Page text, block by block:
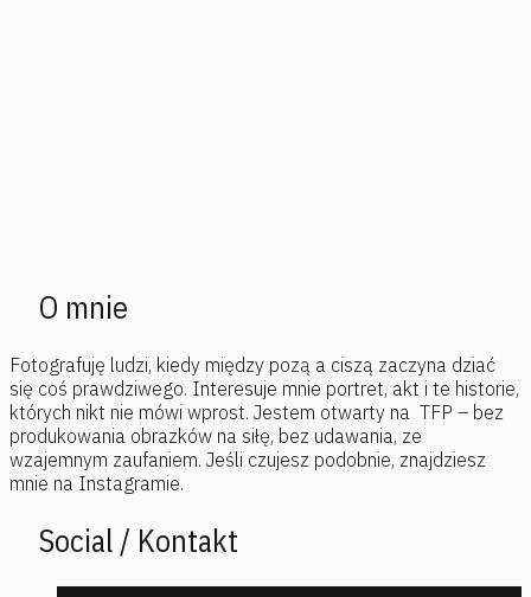
O mnie
Fotografuję ludzi, kiedy między pozą a ciszą zaczyna dziać
się coś prawdziwego. Interesuje mnie portret, akt i te historie,
których nikt nie mówi wprost. Jestem otwarty na TFP – bez
produkowania obrazków na siłę, bez udawania, ze
wzajemnym zaufaniem. Jeśli czujesz podobnie, znajdziesz
mnie na Instagramie.
Social / Kontakt